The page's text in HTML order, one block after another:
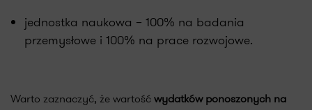
jednostka naukowa – 100% na badania
przemysłowe i 100% na prace rozwojowe.
Warto zaznaczyć, że wartość wydatków ponoszonych na